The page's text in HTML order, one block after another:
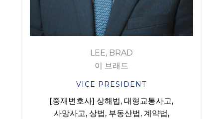
LEE, BRAD
이 브래드
VICE PRESIDENT
[중재변호사] 상해법, 대형교통사고,
사망사고, 상법, 부동산법, 계약법,